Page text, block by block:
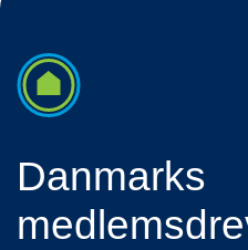
Danmarks